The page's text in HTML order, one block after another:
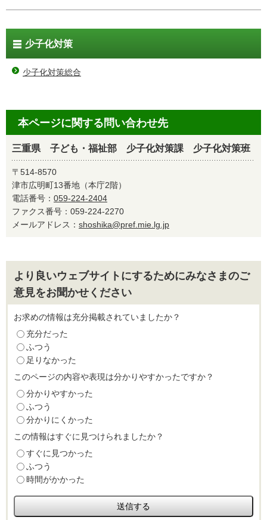
少子化対策
少子化対策総合
本ページに関する問い合わせ先
三重県 子ども・福祉部 少子化対策課 少子化対策班
〒514-8570
津市広明町13番地（本庁2階）
電話番号： 059-224-2404
ファクス番号：059-224-2270
メールアドレス： shoshika@pref.mie.lg.jp
より良いウェブサイトにするためにみなさまのご
意見をお聞かせください
お求めの情報は充分掲載されていましたか？
充分だった
ふつう
足りなかった
このページの内容や表現は分かりやすかったですか？
分かりやすかった
ふつう
分かりにくかった
この情報はすぐに見つけられましたか？
すぐに見つかった
ふつう
時間がかかった